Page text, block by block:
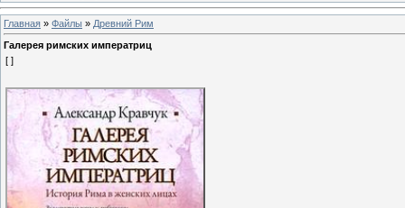
Главная » Файлы » Древний Рим
Галерея римских императриц
[ ]